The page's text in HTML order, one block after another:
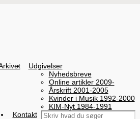
Udgivelser
Nyhedsbreve
Online artikler 2009-
Årskrift 2001-2005
Kvinder i Musik 1992-2000
KIM-Nyt 1984-1991
Kontakt